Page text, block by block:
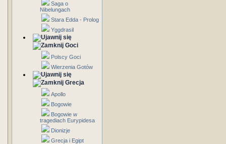
Saga o
Nibelungach
Stara Edda - Prolog
Yggdrasil
Goci
Polscy Goci
Wierzenia Gotów
Grecja
Apollo
Bogowie
Bogowie w
tragediach Eurypidesa
Dionizje
Grecja i Egipt